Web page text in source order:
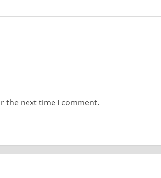
the next time I comment.